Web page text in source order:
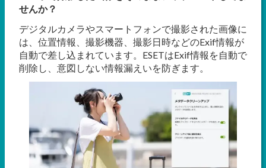
せんか？
デジタルカメラやスマートフォンで撮影された画像に
は、位置情報、撮影機器、撮影日時などのExif情報が
自動で差し込まれています。ESETはExif情報を自動で
削除し、意図しない情報漏えいを防ぎます。